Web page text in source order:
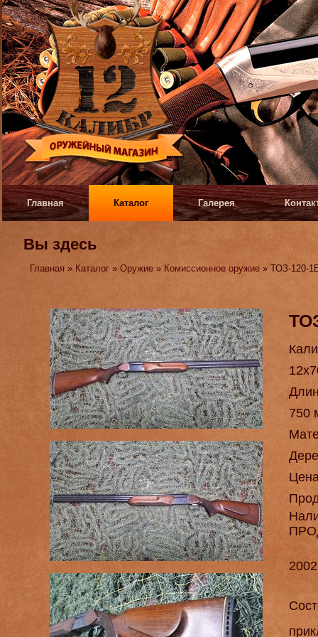
Главная Каталог Галерея
Вы здесь
Главная » Каталог »Оружие » Комиссионное оружие » ТОЗ-120-
750